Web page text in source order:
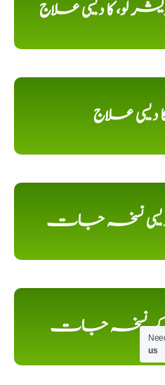
لو، کا دیسی علاج
کا دیسی علاج
دیسی نسخہ جات
کے, نسخہ جات
us